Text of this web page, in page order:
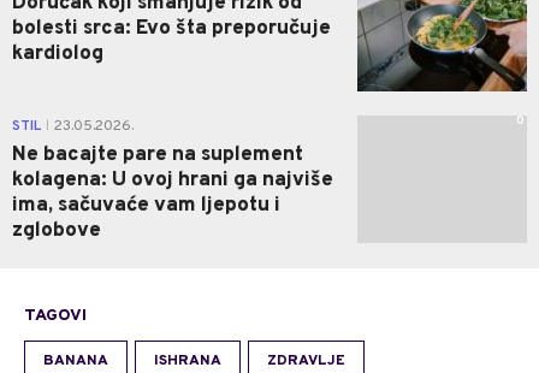
bolesti srca: Evo šta preporučuje
kardiolog
STIL 23.05.2026.
Ne bacajte pare na suplement
kolagena: U ovoj hrani ga najviše
ima, sačuvaće vam ljepotu i
zglobove
0
TAGOVI
BANANA ISHRANA ZDRAVLJE